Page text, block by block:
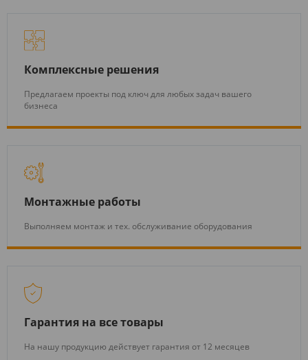
Комплексные решения
Предлагаем проекты под ключ для любых задач вашего
бизнеса
Монтажные работы
Выполняем монтаж и тех. обслуживание оборудования
Гарантия на все товары
На нашу продукцию действует гарантия от 12 месяцев